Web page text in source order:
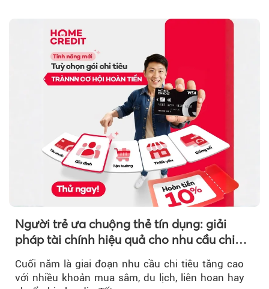
Người trẻ ưa chuộng thẻ tín dụng: giải
pháp tài chính hiệu quả cho nhu cầu chi
tiêu cuối năm
Cuối năm là giai đoạn nhu cầu chi tiêu tăng cao
với nhiều khoản mua sắm, du lịch, liên hoan hay